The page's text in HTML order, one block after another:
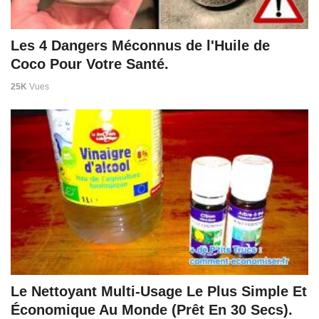
Les 4 Dangers Méconnus de l'Huile de
Coco Pour Votre Santé.
25K Vues
Le Nettoyant Multi-Usage Le Plus Simple Et
Économique Au Monde (Prêt En 30 Secs).